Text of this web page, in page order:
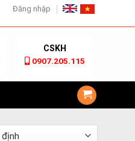
Đăng nhập
CSKH
0907.205.115